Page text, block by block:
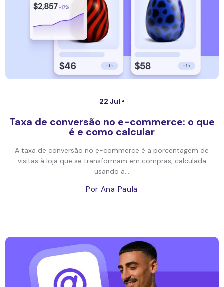
22 Jul •
Taxa de conversão no e-commerce: o que
é e como calcular
A taxa de conversão no e-commerce é a porcentagem de
visitas à loja que se transformam em compras, calculada
usando a...
Por Ana Paula